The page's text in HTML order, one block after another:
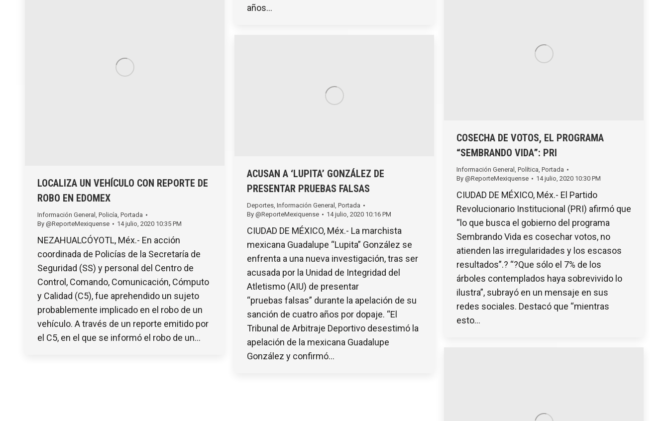
años…
LOCALIZA UN VEHÍCULO CON REPORTE DE
ROBO EN EDOMEX
Información General Policía Portada
By @ReporteMexiquense 14 julio, 2020 10:35 PM
NEZAHUALCÓYOTL, Méx.- En acción
coordinada de Policías de la Secretaría de
Seguridad (SS) y personal del Centro de
Control, Comando, Comunicación, Cómputo
y Calidad (C5), fue aprehendido un sujeto
probablemente implicado en el robo de un
vehículo. A través de un reporte emitido por
el C5, en el que se informó el robo de un…
COSECHA DE VOTOS, EL PROGRAMA
“SEMBRANDO VIDA”: PRI
Información General , Política, Portada
By @ReporteMexiquense 14 julio, 2020 10:30 PM
CIUDAD DE MÉXICO, Méx.- El Partido
Revolucionario Institucional (PRI) afirmó que
“lo que busca el gobierno del programa
Sembrando Vida es cosechar votos, no
atienden las irregularidades y los escasos
resultados”.? “?Que sólo el 7% de los
árboles contemplados haya sobrevivido lo
ilustra”, subrayó en un mensaje en sus
redes sociales. Destacó que “mientras
esto…
ACUSAN A ‘LUPITA’ GONZÁLEZ DE
PRESENTAR PRUEBAS FALSAS
Deportes Información General
Portada
By @ReporteMexiquense 14 julio, 2020 10:16 PM
CIUDAD DE MÉXICO, Méx.- La marchista
mexicana Guadalupe “Lupita” González se
enfrenta a una nueva investigación, tras ser
acusada por la Unidad de Integridad del
Atletismo (AIU) de presentar
“pruebas falsas” durante la apelación de su
sanción de cuatro años por dopaje. “El
Tribunal de Arbitraje Deportivo desestimó la
apelación de la mexicana Guadalupe
González y confirmó…